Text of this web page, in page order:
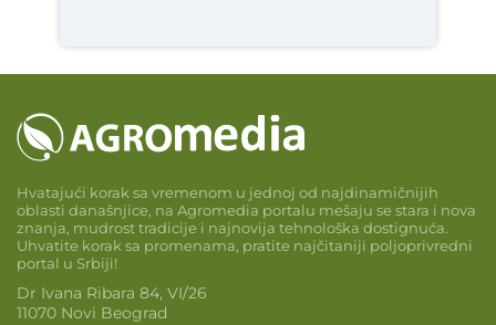
Hvatajući korak sa vremenom u jednoj od najdinamičnijih
oblasti današnjice, na Agromedia portalu mešaju se stara i nova
znanja, mudrost tradicije i najnovija tehnološka dostignuća.
Uhvatite korak sa promenama, pratite najčitaniji poljoprivredni
portal u Srbiji!
Dr Ivana Ribara 84, VI/26
11070 Novi Beograd